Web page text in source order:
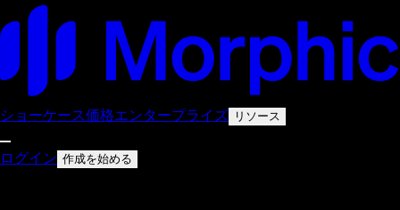
ショーケース価格エンタープライズ リソース
ログイン 作成を始める